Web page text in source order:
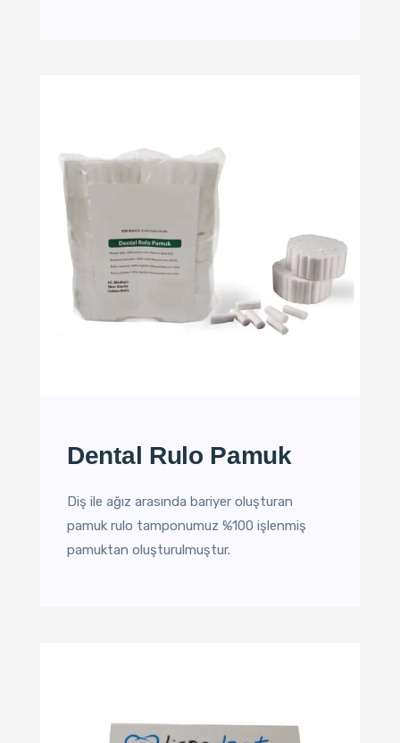
Dental Rulo Pamuk
Diş ile ağız arasında bariyer oluşturan
pamuk rulo tamponumuz %100 işlenmiş
pamuktan oluşturulmuştur.